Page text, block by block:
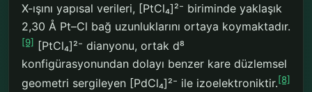
X-ışını yapısal verileri, [PtCl₄]²⁻ biriminde yaklaşık
2,30 Å Pt–Cl bağ uzunluklarını ortaya koymaktadır.
[9]
[PtCl₄]²⁻ dianyonu, ortak d⁸
konfigürasyonundan dolayı benzer kare düzlemsel
geometri sergileyen [PdCl₄]²⁻ ile izoelektroniktir.[8]